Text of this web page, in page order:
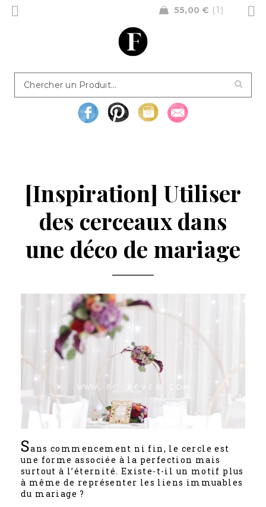
55,00€ 1
[Inspiration] Utiliser
des cerceaux dans
une déco de mariage
Sans commencement ni fin, le cercle est
une forme associée à la perfection mais
surtout à l’éternité. Existe-t-il un motif plus
à même de représenter les liens immuables
du mariage ?